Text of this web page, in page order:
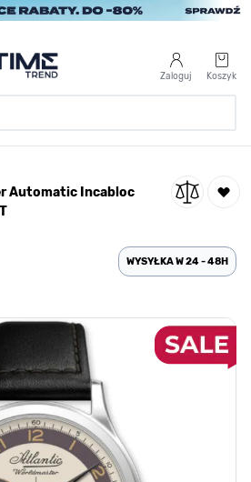
Zaloguj Koszyk
Incabloc 53782.41.93RB OUTLET
Automatic Incabloc
WYSYŁKA W 24 - 48H